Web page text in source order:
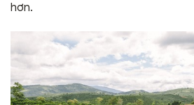
hơn.